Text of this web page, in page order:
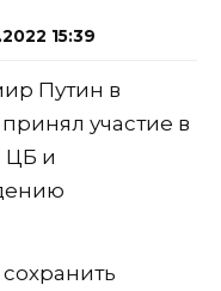
15:39
Путин в
участие в
ЦБ и